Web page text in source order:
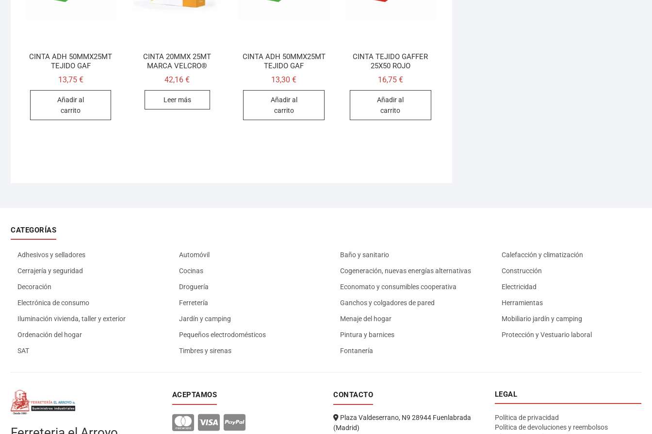
CINTA ADH 50MMX25MT
TEJIDO GAF
13,75 €
Añadir al
carrito
CINTA 20MMX 25MT
MARCA VELCRO®
42,16€
Leer más
CINTA ADH 50MMX25MT
TEJIDO GAF
13,30€
Añadir al
carrito
CINTA TEJIDO GAFFER
25X50 ROJO
16,75 €
Añadir al
carrito
CATEGORÍAS
Adhesivos y selladores Automóvil Baño y sanitario Calefacción y climatización
Cerrajería y seguridad Cocinas Cogeneración, nuevas energías alternativas Construcción
Decoración Droguería Economato y consumibles cooperativa Electricidad
Electrónica de consumo Ferretería Ganchos y colgadores de pared Herramientas
Iluminación vivienda, taller y exterior Jardín y camping Menaje del hogar Mobiliario jardín y camping
Ordenación del hogar Pequeños electrodomésticos Pintura y barnices Protección y Vestuario laboral
SAT Timbres y sirenas Fontanería
ACEPTAMOS CONTACTO
Plaza Valdeserrano, N9 28944 Fuenlabrada
(Madrid)
LEGAL
Política de privacidad
Política de devoluciones y reembolsos
Asesor El Arroyo
En línea · responde en segundos